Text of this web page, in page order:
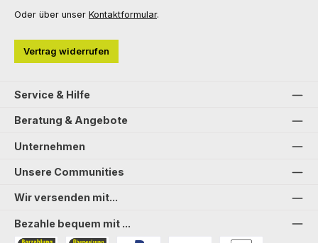
Oder über unser Kontaktformular.
Vertrag widerrufen
Service & Hilfe
Beratung & Angebote
Unternehmen
Unsere Communities
Wir versenden mit...
Bezahle bequem mit ...